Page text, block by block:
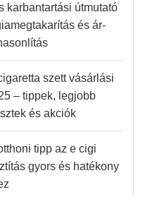
karbantartási útmutató
és ár-
szett vásárlási
– tippek, legjobb
és akciók
tipp az e cigi
gyors és hatékony